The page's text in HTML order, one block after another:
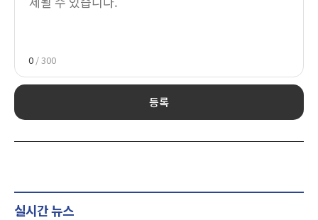
0 / 300
등록
실시간 뉴스